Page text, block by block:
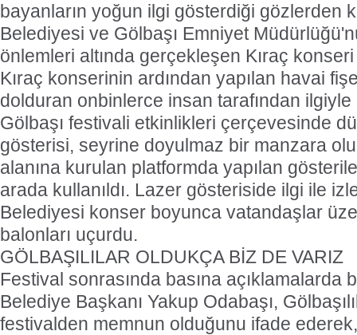
bayanların yoğun ilgi gösterdiği gözlerden
Belediyesi ve Gölbaşı Emniyet
önlemleri altında gerçekleşen Kıraç
Kıraç konserinin ardından yapılan havai
dolduran onbinlerce insan tarafından ilgiyle
Gölbaşı festivali etkinlikleri çerçevesinde
gösterisi, seyrine doyulmaz bir manzara
alanına kurulan platformda yapılan
arada kullanıldı. Lazer gösteriside ilgi ile
Belediyesi konser boyunca vatandaşlar
balonları uçurdu.
GÖLBAŞILILAR OLDUKÇA BİZ DE VARIZ
Festival sonrasında basına açıklamalarda
Belediye Başkanı Yakup Odabaşı,
festivalden memnun olduğunu ifade ederek,